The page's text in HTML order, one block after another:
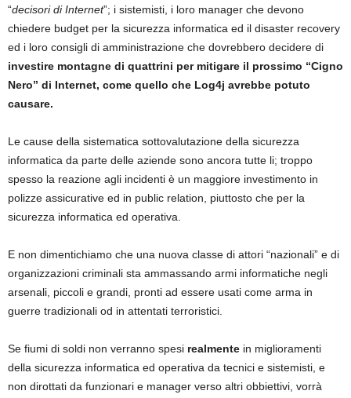
“decisori di Internet”; i sistemisti, i loro manager che devono
chiedere budget per la sicurezza informatica ed il disaster recovery
ed i loro consigli di amministrazione che dovrebbero decidere di
investire montagne di quattrini per mitigare il prossimo “Cigno
Nero” di Internet, come quello che Log4j avrebbe potuto
causare.
Le cause della sistematica sottovalutazione della sicurezza
informatica da parte delle aziende sono ancora tutte li; troppo
spesso la reazione agli incidenti è un maggiore investimento in
polizze assicurative ed in public relation, piuttosto che per la
sicurezza informatica ed operativa.
E non dimentichiamo che una nuova classe di attori “nazionali” e di
organizzazioni criminali sta ammassando armi informatiche negli
arsenali, piccoli e grandi, pronti ad essere usati come arma in
guerre tradizionali od in attentati terroristici.
Se fiumi di soldi non verranno spesi realmente in miglioramenti
della sicurezza informatica ed operativa da tecnici e sistemisti, e
non dirottati da funzionari e manager verso altri obbiettivi, vorrà